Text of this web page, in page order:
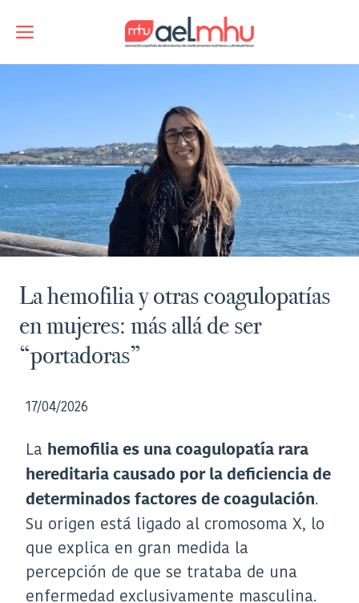
Menú
La hemofilia y otras coagulopatías
en mujeres: más allá de ser
“portadoras”
17/04/2026
La hemofilia es una coagulopatía rara
hereditaria causado por la deficiencia de
determinados factores de coagulación.
Su origen está ligado al cromosoma X, lo
que explica en gran medida la
percepción de que se trataba de una
enfermedad exclusivamente masculina.